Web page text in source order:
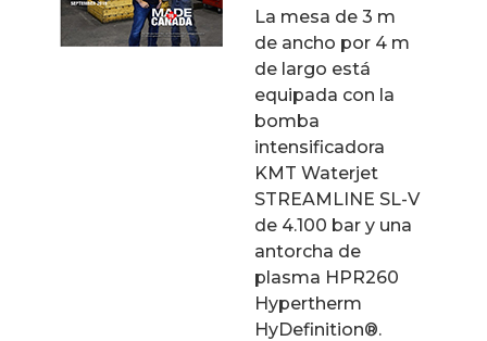
La mesa de 3 m
de ancho por 4 m
de largo está
equipada con la
bomba
intensificadora
KMT Waterjet
STREAMLINE SL-V
de 4.100 bar y una
antorcha de
plasma HPR260
Hypertherm
HyDefinition®.